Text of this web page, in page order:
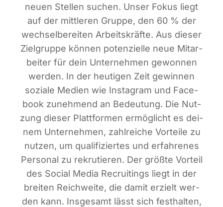
neu­en Stel­len suchen. Unser Fokus liegt
auf der mitt­le­ren Grup­pe, den 60 % der
wech­sel­be­rei­ten Arbeits­kräf­te. Aus die­ser
Ziel­grup­pe kön­nen poten­zi­el­le neue Mit­ar­
bei­ter für dein Unter­neh­men gewon­nen
wer­den. In der heu­ti­gen Zeit gewin­nen
sozia­le Medi­en wie Insta­gram und Face­
book zuneh­mend an Bedeu­tung. Die Nut­
zung die­ser Platt­for­men ermög­licht es dei­
nem Unter­neh­men, zahl­rei­che Vor­tei­le zu
nut­zen, um qua­li­fi­zier­tes und erfah­re­nes
Per­so­nal zu rekru­tie­ren. Der größ­te Vor­teil
des Social Media Recrui­tin­gs liegt in der
brei­ten Reich­wei­te, die damit erzielt wer­
den kann. Ins­ge­samt lässt sich fest­hal­ten,